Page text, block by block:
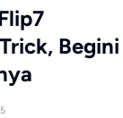
Begini